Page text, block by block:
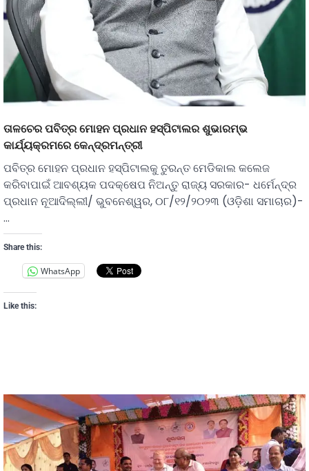
ତାଳଚେର ପବିତ୍ର ମୋହନ ପ୍ରଧାନ ହସ୍ପିଟାଲର ଶୁଭାରମ୍ଭ
କାର୍ଯ୍ୟକ୍ରମରେ କେନ୍ଦ୍ରମନ୍ତ୍ରୀ
ପବିତ୍ର ମୋହନ ପ୍ରଧାନ ହସ୍ପିଟାଲକୁ ତୁରନ୍ତ ମେଡିକାଲ କଲେଜ
କରିବାପାଇଁ ଆବଶ୍ୟକ ପଦକ୍ଷେପ ନିଅନ୍ତୁ ରାଜ୍ୟ ସରକାର- ଧର୍ମେନ୍ଦ୍ର
ପ୍ରଧାନ ନୂଆଦିଲ୍ଲୀ/ ଭୁବନେଶ୍ୱର, ୦୮/୧୨/୨୦୨୩ (ଓଡ଼ିଶା ସମାଚାର)-
…
Share this:
WhatsApp
Like this: